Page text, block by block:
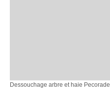
Dessouchage arbre et haie Pecorade